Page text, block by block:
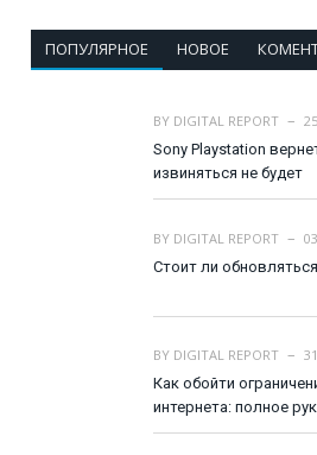
ПОПУЛЯРНОЕ НОВОЕ
BY DIGITAL REPORT
Sony Playstation
извиняться не будет
BY DIGITAL REPORT
Стоит ли
BY DIGITAL REPORT
Как обойти
интернета: полное